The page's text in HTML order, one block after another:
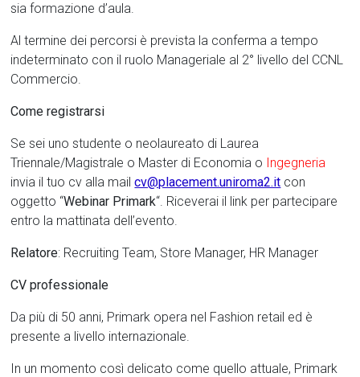
sia formazione d’aula.
Al termine dei percorsi è prevista la conferma a tempo
indeterminato con il ruolo Manageriale al 2° livello del CCNL
Commercio.
Come registrarsi
Se sei uno studente o neolaureato di Laurea
Triennale/Magistrale o Master di Economia o Ingegneria
invia il tuo cv alla mailcv@placement.uniroma2.it con
oggetto “Webinar Primark“. Riceverai il link per partecipare
entro la mattinata dell’evento.
Relatore: Recruiting Team, Store Manager, HR Manager
CV professionale
Da più di 50 anni, Primark opera nel Fashion retail ed è
presente a livello internazionale.
In un momento così delicato come quello attuale, Primark